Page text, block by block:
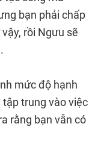
bạn phải chấp
rồi Ngưu sẽ
mức độ hạnh
tập trung vào việc
rằng bạn vẫn có